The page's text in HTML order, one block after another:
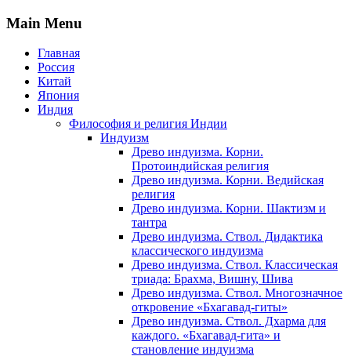
Main Menu
Главная
Россия
Китай
Япония
Индия
Философия и религия Индии
Индуизм
Древо индуизма. Корни.
Протоиндийская религия
Древо индуизма. Корни. Ведийская
религия
Древо индуизма. Корни. Шактизм и
тантра
Древо индуизма. Ствол. Дидактика
классического индуизма
Древо индуизма. Ствол. Классическая
триада: Брахма, Вишну, Шива
Древо индуизма. Ствол. Многозначное
откровение «Бхагавад-гиты»
Древо индуизма. Ствол. Дхарма для
каждого. «Бхагавад-гита» и
становление индуизма